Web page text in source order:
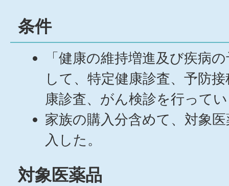
条件
「健康の維持増進及び疾病
して、特定健康診査、予防
康診査、がん検診を行って
家族の購入分含めて、対象
入した。
対象医薬品